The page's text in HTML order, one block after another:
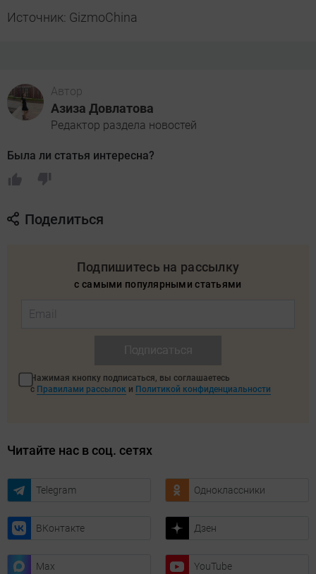
Источник: GizmoChina
Автор
Азиза Довлатова
Редактор раздела новостей
Была ли статья интересна?
Поделиться
Подпишитесь на рассылку
с самыми популярными статьями
Нажимая кнопку подписаться, вы соглашаетесь
с Правилами рассылок и Политикой конфиденциальности
Читайте нас в соц. сетях
Telegram Одноклассники
ВКонтакте Дзен
Max YouTube